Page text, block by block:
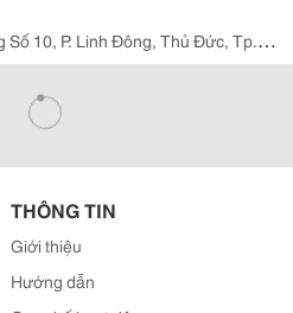
Số 10, P. Linh Đông, Thủ Đức, Tp.
THÔNG TIN
Giới thiệu
Hướng dẫn